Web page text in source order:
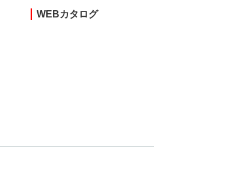
WEBカタログ